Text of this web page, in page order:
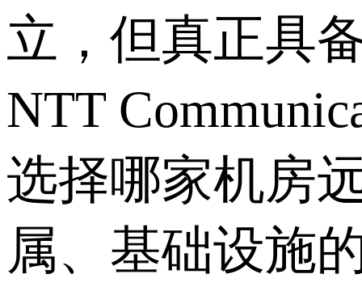
立，但真正具
NTT
选择哪家机房
属、基础设施